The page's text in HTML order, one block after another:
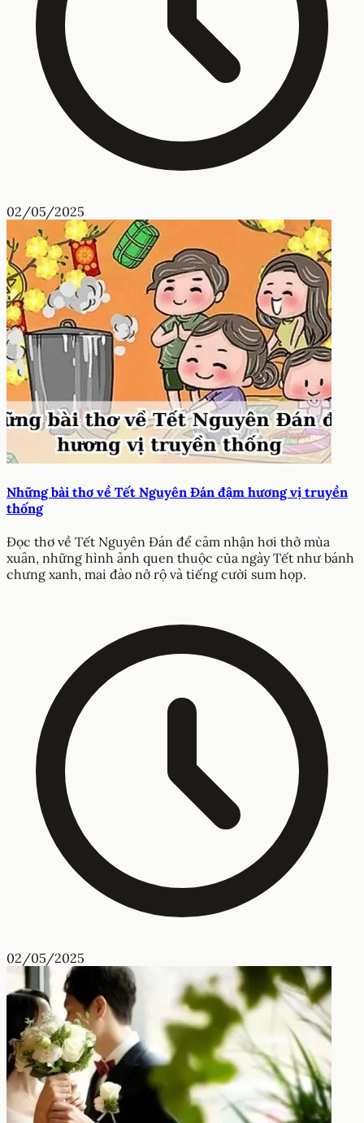
02/05/2025
Những bài thơ về Tết Nguyên Đán đậm hương vị truyền
thống
Đọc thơ về Tết Nguyên Đán để cảm nhận hơi thở mùa
xuân, những hình ảnh quen thuộc của ngày Tết như bánh
chưng xanh, mai đào nở rộ và tiếng cười sum họp.
02/05/2025